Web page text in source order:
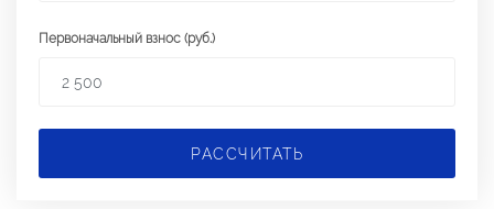
Первоначальный взнос (руб.)
РАССЧИТАТЬ